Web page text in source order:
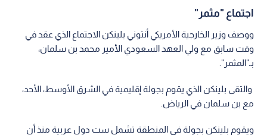
اجتماع "مثمر"
ووصف وزير الخارجية الأمريكي أنتوني بلينكن الاجتماع الذي عقد في
وقت سابق مع ولي العهد السعودي الأمير محمد بن سلمان،
بـ"المثمر".
والتقى بلينكن الذي يقوم بجولة إقليمية في الشرق الأوسط، الأحد،
مع بن سلمان في الرياض.
ويقوم بلينكن بجولة في المنطقة تشمل ست دول عربية منذ أن